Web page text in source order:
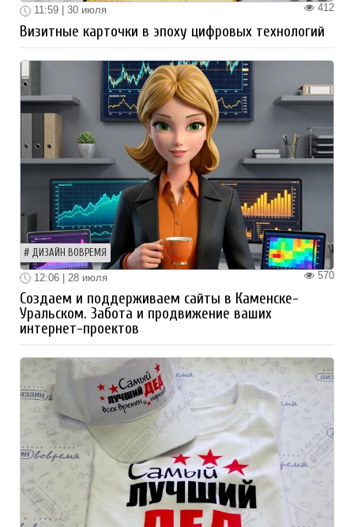
412
11:59 | 30 июля
Визитные карточки в эпоху цифровых технологий
ДИЗАЙН ВОВРЕМЯ
570
12:06 | 28 июля
Создаем и поддерживаем сайты в Каменске-
Уральском. Забота и продвижение ваших
интернет-проектов